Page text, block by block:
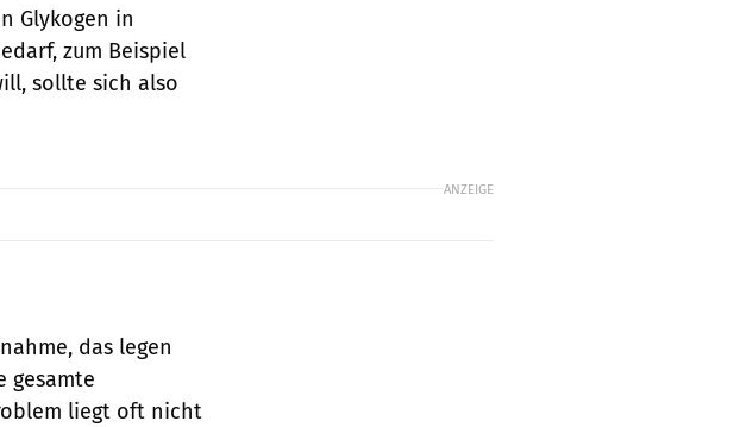
Glykogen in
zum Beispiel
sollte sich also
ANZEIGE
das legen
gesamte
liegt oft nicht